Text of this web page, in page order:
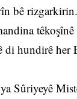
bê
di hundirê
Sûriyeyê